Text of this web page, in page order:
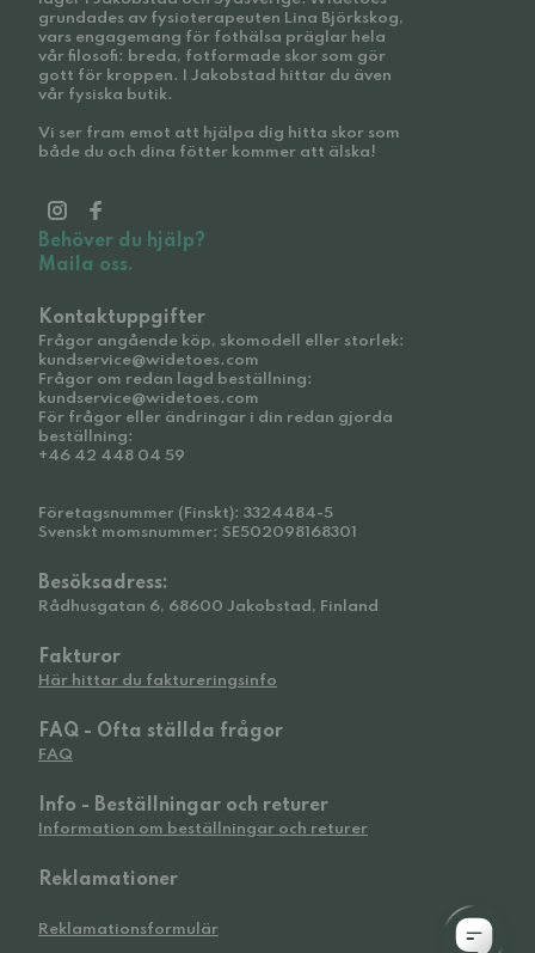
grundades av fysioterapeuten Lina Björkskog,
vars engagemang för fothälsa präglar hela
vår filosofi: breda, fotformade skor som gör
gott för kroppen. I Jakobstad hittar du även
vår fysiska butik.
Vi ser fram emot att hjälpa dig hitta skor som
både du och dina fötter kommer att älska!
Behöver du hjälp?
Maila oss.
Kontaktuppgifter
Frågor angående köp, skomodell eller storlek:
kundservice@widetoes.com
Frågor om redan lagd beställning:
kundservice@widetoes.com
För frågor eller ändringar i din redan gjorda
beställning:
+46 42 448 04 59
Företagsnummer (Finskt): 3324484-5
Svenskt momsnummer: SE502098168301
Besöksadress:
Rådhusgatan 6, 68600 Jakobstad, Finland
Fakturor
Här hittar du faktureringsinfo
FAQ - Ofta ställda frågor
FAQ
Info - Beställningar och returer
Information om beställningar och returer
Reklamationer
Reklamationsformulär